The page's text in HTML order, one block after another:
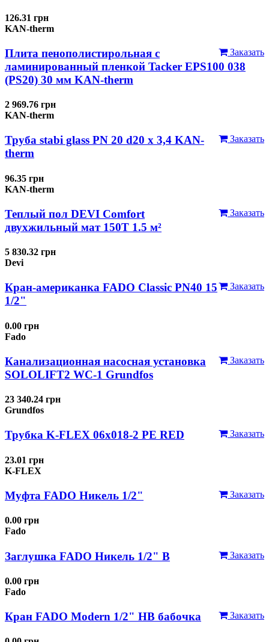
126.31 грн
KAN-therm
Заказать
Плита пенополистирольная с
ламинированный пленкой Tacker EPS100 038
(PS20) 30 мм KAN-therm
2 969.76 грн
KAN-therm
Заказать
Труба stabi glass PN 20 d20 х 3,4 KAN-
therm
96.35 грн
KAN-therm
Заказать
Теплый пол DEVI Comfort
двухжильный мат 150T 1.5 м²
5 830.32 грн
Devi
Заказать
Кран-американка FADO Classic PN40 15
1/2"
0.00 грн
Fado
Заказать
Канализационная насосная установка
SOLOLIFT2 WC-1 Grundfos
23 340.24 грн
Grundfos
Заказать
Трубка K-FLEX 06x018-2 РЕ RED
23.01 грн
K-FLEX
Заказать
Муфта FADO Никель 1/2"
0.00 грн
Fado
Заказать
Заглушка FADO Никель 1/2" В
0.00 грн
Fado
Заказать
Кран FADO Modern 1/2" НВ бабочка